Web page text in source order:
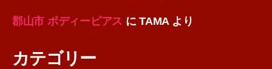
郡山市 ボディーピアス にTAMAより
カテゴリー